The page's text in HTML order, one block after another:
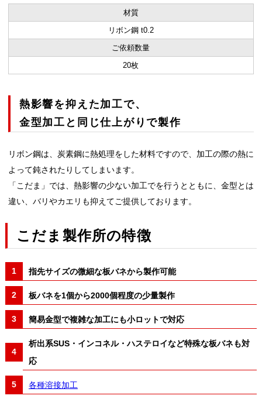
材質
リボン鋼 t0.2
ご依頼数量
20枚
熱影響を抑えた加工で、
金型加工と同じ仕上がりで製作
リボン鋼は、炭素鋼に熱処理をした材料ですので、加工の際の熱に
よって鈍されたりしてしまいます。
「こだま」では、熱影響の少ない加工でを行うとともに、金型とは
違い、バリやカエリも抑えてご提供しております。
こだま製作所の特徴
指先サイズの微細な板バネから製作可能
板バネを1個から2000個程度の少量製作
簡易金型で複雑な加工にも小ロットで対応
析出系SUS・インコネル・ハステロイなど特殊な板バネも対
応
各種溶接加工